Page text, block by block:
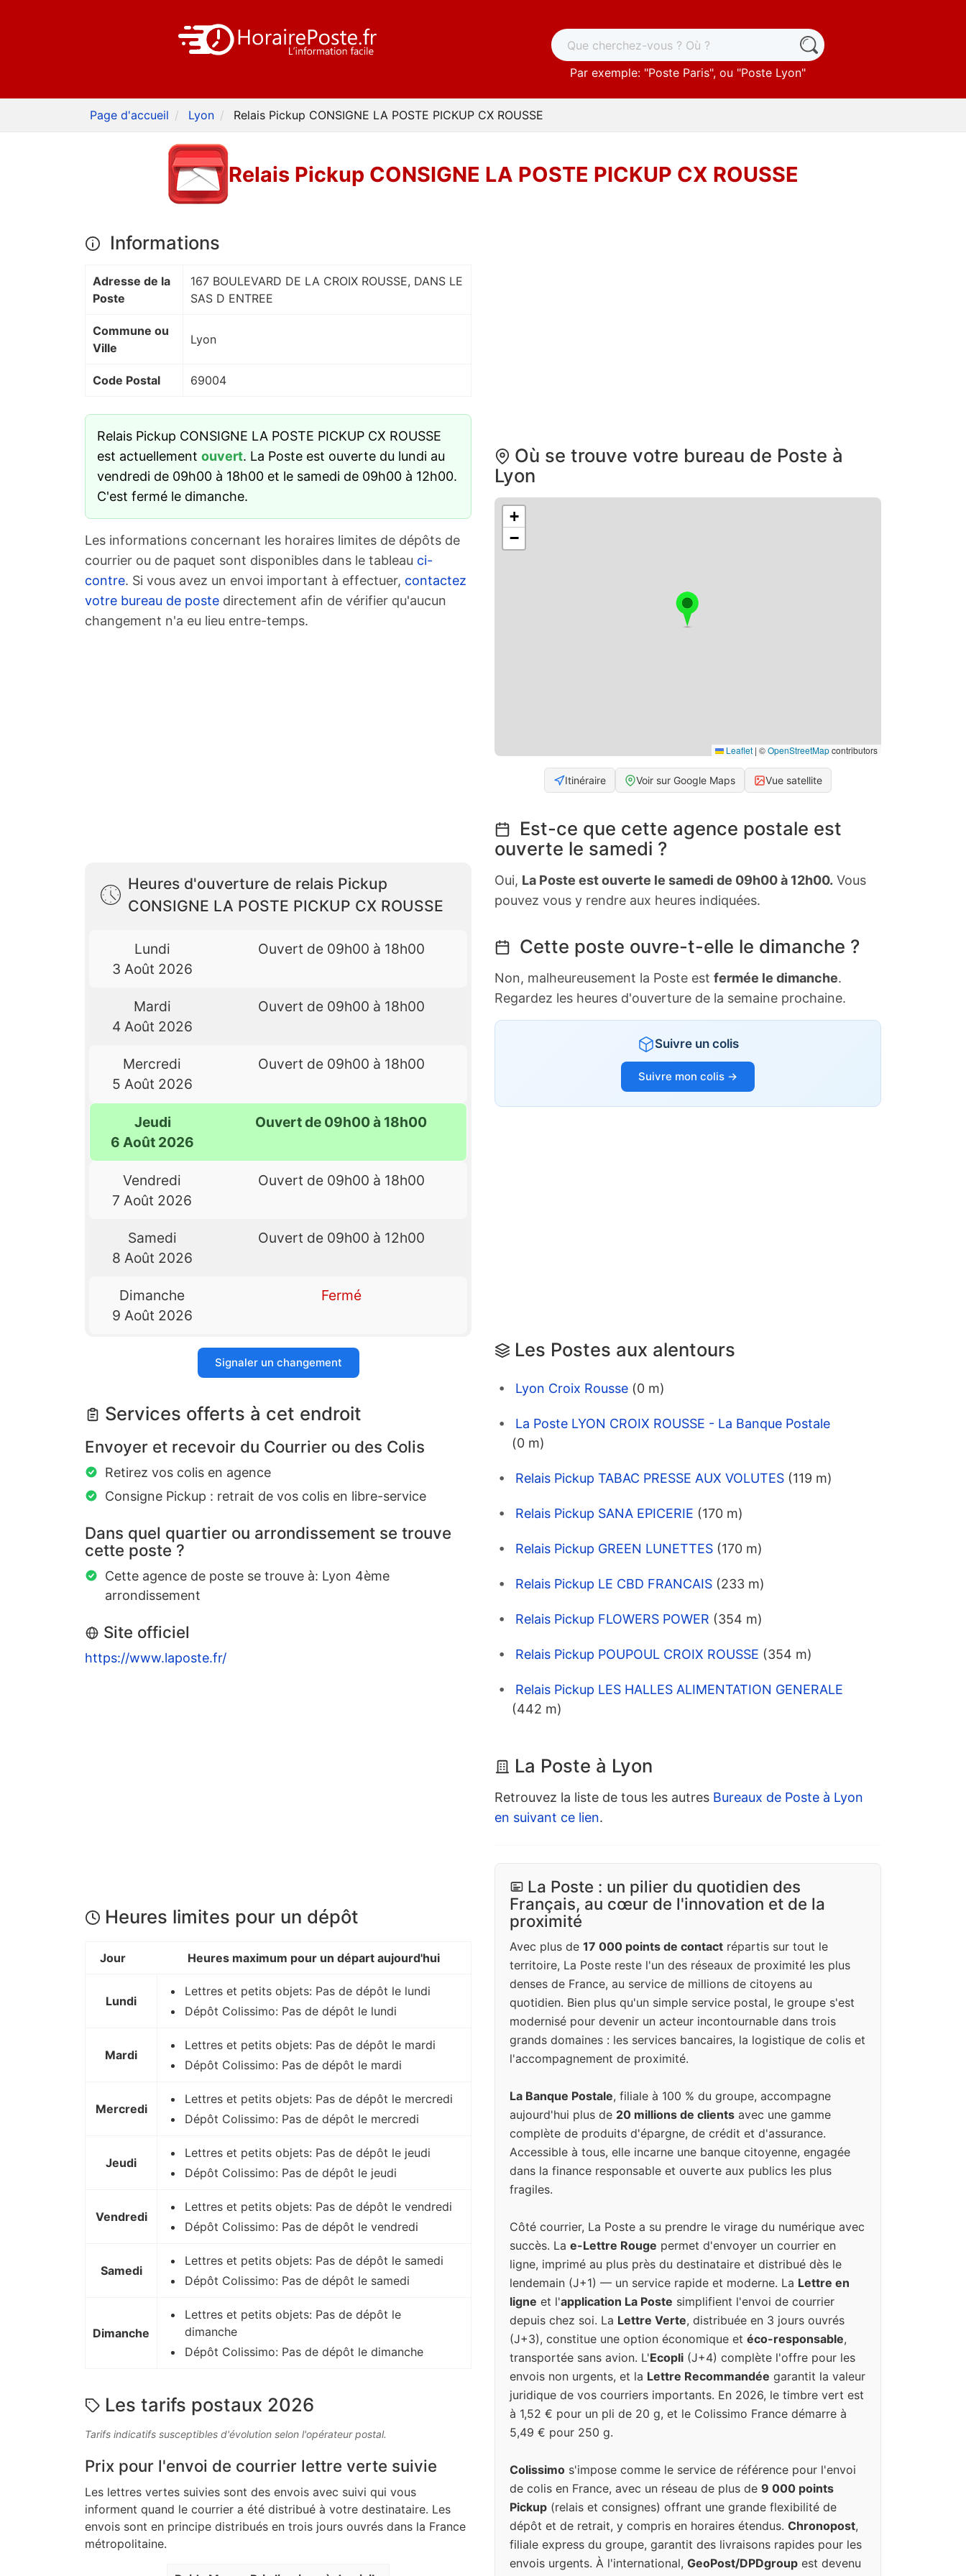
Par exemple: "Poste Paris", ou "Poste Lyon"
Page d'accueil Lyon Relais Pickup CONSIGNE LA POSTE PICKUP CX ROUSSE
Relais Pickup CONSIGNE LA POSTE PICKUP CX ROUSSE
Informations
Adresse de la
Poste
167 BOULEVARD DE LA CROIX ROUSSE, DANS LE
SAS D ENTREE
Commune ou
Ville
Lyon
Code Postal 69004
Relais Pickup CONSIGNE LA POSTE PICKUP CX ROUSSE
est actuellement ouvert. La Poste est ouverte du lundi au
vendredi de 09h00 à 18h00 et le samedi de 09h00 à 12h00.
C'est fermé le dimanche.
Les informations concernant les horaires limites de dépôts de
courrier ou de paquet sont disponibles dans le tableau ci-
contre. Si vous avez un envoi important à effectuer, contactez
votre bureau de poste directement afin de vérifier qu'aucun
changement n'a eu lieu entre-temps.
Heures d'ouverture de relais Pickup
CONSIGNE LA POSTE PICKUP CX ROUSSE
Lundi
3 Août 2026
Ouvert de 09h00 à 18h00
Mardi
4 Août 2026
Ouvert de 09h00 à 18h00
Mercredi
5 Août 2026
Ouvert de 09h00 à 18h00
Jeudi
6 Août 2026
Ouvert de 09h00 à 18h00
Vendredi
7 Août 2026
Ouvert de 09h00 à 18h00
Samedi
8 Août 2026
Ouvert de 09h00 à 12h00
Dimanche
9 Août 2026
Fermé
Signaler un changement
Services offerts à cet endroit
Envoyer et recevoir du Courrier ou des Colis
Retirez vos colis en agence
Consigne Pickup : retrait de vos colis en libre-service
Dans quel quartier ou arrondissement se trouve
cette poste ?
Cette agence de poste se trouve à: Lyon 4ème
arrondissement
Site officiel
https://www.laposte.fr/
Heures limites pour un dépôt
Jour Heures maximum pour un départ aujourd'hui
Lundi
Lettres et petits objets: Pas de dépôt le lundi
Dépôt Colissimo: Pas de dépôt le lundi
Mardi
Lettres et petits objets: Pas de dépôt le mardi
Dépôt Colissimo: Pas de dépôt le mardi
Mercredi
Lettres et petits objets: Pas de dépôt le mercredi
Dépôt Colissimo: Pas de dépôt le mercredi
Jeudi
Lettres et petits objets: Pas de dépôt le jeudi
Dépôt Colissimo: Pas de dépôt le jeudi
Vendredi
Lettres et petits objets: Pas de dépôt le vendredi
Dépôt Colissimo: Pas de dépôt le vendredi
Samedi
Lettres et petits objets: Pas de dépôt le samedi
Dépôt Colissimo: Pas de dépôt le samedi
Dimanche
Lettres et petits objets: Pas de dépôt le
dimanche
Dépôt Colissimo: Pas de dépôt le dimanche
Les tarifs postaux 2026
Tarifs indicatifs susceptibles d'évolution selon l'opérateur postal.
Prix pour l'envoi de courrier lettre verte suivie
Les lettres vertes suivies sont des envois avec suivi qui vous
informent quand le courrier a été distribué à votre destinataire. Les
envois sont en principe distribués en trois jours ouvrés dans la France
métropolitaine.
Où se trouve votre bureau de Poste à
Lyon
+
−
Leaflet | ©OpenStreetMapcontributors
Itinéraire Voir sur Google Maps Vue satellite
Est-ce que cette agence postale est
ouverte le samedi ?
Oui, La Poste est ouverte le samedi de 09h00 à 12h00. Vous
pouvez vous y rendre aux heures indiquées.
Cette poste ouvre-t-elle le dimanche ?
Non, malheureusement la Poste est fermée le dimanche.
Regardez les heures d'ouverture de la semaine prochaine.
Suivre un colis
Suivre mon colis →
Les Postes aux alentours
Lyon Croix Rousse (0 m)
La Poste LYON CROIX ROUSSE - La Banque Postale
(0 m)
Relais Pickup TABAC PRESSE AUX VOLUTES (119 m)
Relais Pickup SANA EPICERIE (170 m)
Relais Pickup GREEN LUNETTES (170 m)
Relais Pickup LE CBD FRANCAIS (233 m)
Relais Pickup FLOWERS POWER (354 m)
Relais Pickup POUPOUL CROIX ROUSSE (354 m)
Relais Pickup LES HALLES ALIMENTATION GENERALE
(442 m)
La Poste à Lyon
Retrouvez la liste de tous les autres Bureaux de Poste à Lyon
en suivant ce lien.
La Poste : un pilier du quotidien des
Français, au cœur de l'innovation et de la
proximité
Avec plus de 17 000 points de contact répartis sur tout le
territoire, La Poste reste l'un des réseaux de proximité les plus
denses de France, au service de millions de citoyens au
quotidien. Bien plus qu'un simple service postal, le groupe s'est
modernisé pour devenir un acteur incontournable dans trois
grands domaines : les services bancaires, la logistique de colis et
l'accompagnement de proximité.
La Banque Postale, filiale à 100 % du groupe, accompagne
aujourd'hui plus de 20 millions de clients avec une gamme
complète de produits d'épargne, de crédit et d'assurance.
Accessible à tous, elle incarne une banque citoyenne, engagée
dans la finance responsable et ouverte aux publics les plus
fragiles.
Côté courrier, La Poste a su prendre le virage du numérique avec
succès. La e-Lettre Rouge permet d'envoyer un courrier en
ligne, imprimé au plus près du destinataire et distribué dès le
lendemain (J+1) — un service rapide et moderne. La Lettre en
ligne et l'application La Poste simplifient l'envoi de courrier
depuis chez soi. La Lettre Verte, distribuée en 3 jours ouvrés
(J+3), constitue une option économique et éco-responsable,
transportée sans avion. L'Ecopli (J+4) complète l'offre pour les
envois non urgents, et la Lettre Recommandée garantit la valeur
juridique de vos courriers importants. En 2026, le timbre vert est
à 1,52 € pour un pli de 20 g, et le Colissimo France démarre à
5,49 € pour 250 g.
Colissimo s'impose comme le service de référence pour l'envoi
de colis en France, avec un réseau de plus de 9 000 points
Pickup (relais et consignes) offrant une grande flexibilité de
dépôt et de retrait, y compris en horaires étendus. Chronopost,
filiale express du groupe, garantit des livraisons rapides pour les
envois urgents. À l'international, GeoPost/DPDgroup est devenu